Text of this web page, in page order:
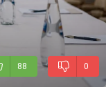
88 0